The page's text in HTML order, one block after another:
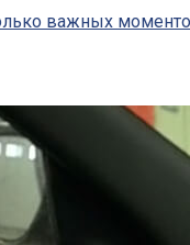
важных